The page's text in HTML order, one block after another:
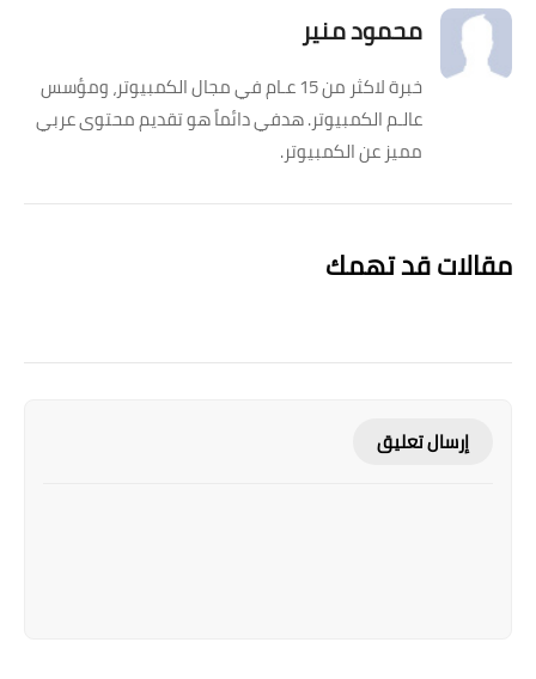
محمود منير
خبرة لاكثر من 15 عـام في مجال الكمبيوتر، ومؤسس
عالـم الكمبيوتر. هدفي دائماً هو تقديم محتوى عربي
مميز عن الكمبيوتر.
مقالات قد تهمك
إرسال تعليق